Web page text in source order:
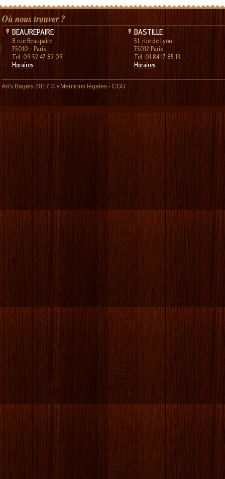
BEAUREPAIRE
8 rue Beaupaire
75010 - Paris
Tel: 09.52.47.82.09
Horaires
BASTILLE
51, rue de Lyon
75012 Paris
Tel: 01.84.17.85.13
Horaires
Ari's Bagels2017 © • Mentions légales- CGU